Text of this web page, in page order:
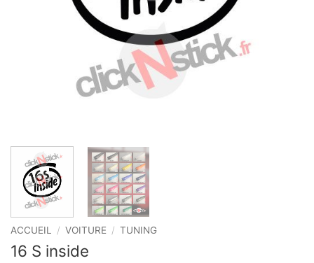
ACCUEIL / VOITURE / TUNING
16 S inside